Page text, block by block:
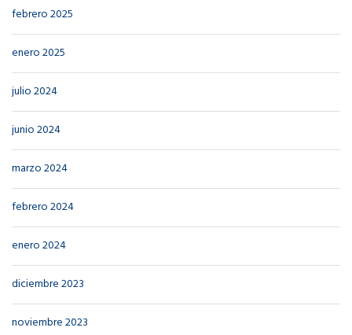
febrero 2025
enero 2025
julio 2024
junio 2024
marzo 2024
febrero 2024
enero 2024
diciembre 2023
noviembre 2023